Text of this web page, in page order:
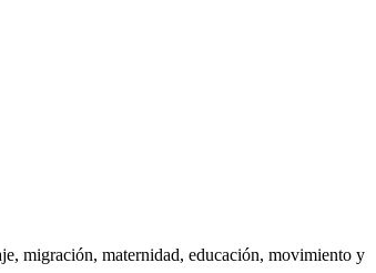
migración, maternidad, educación, movimiento y